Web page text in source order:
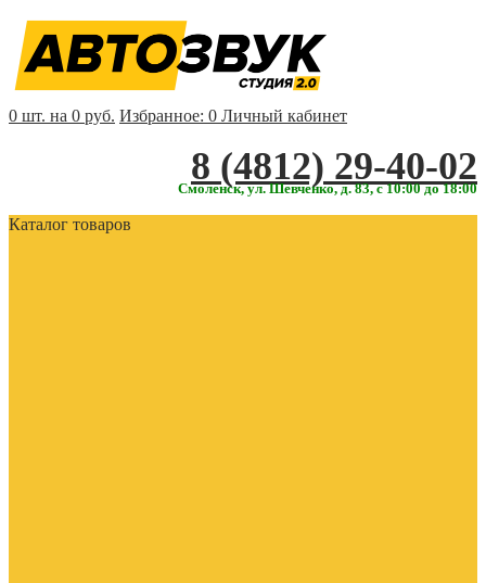
0 шт. на 0 руб. Избранное: 0 Личный кабинет
‎‎8 (4812) 29-40-02
Смоленск, ул. Шевченко, д. 83, с 10:00 до 18:00
Каталог товаров